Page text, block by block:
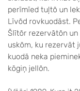
perīmīed tuļtõ un
Līvõd rovkuodāst.
Šlītõr rezervātõn un
uskõm, ku rezervāt
kuodā neka
kōgiņ jellõn.